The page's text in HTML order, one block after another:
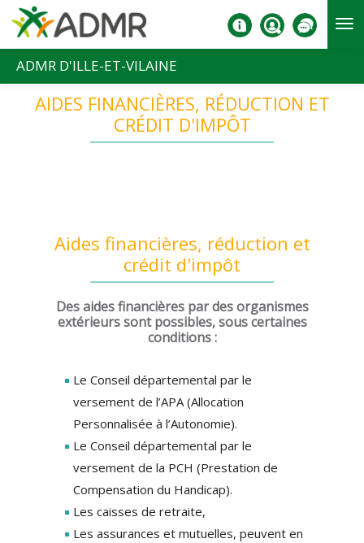
Aller au contenu principal
ADMR D'ILLE-ET-VILAINE
AIDES FINANCIÈRES, RÉDUCTION ET
CRÉDIT D'IMPÔT
Aides financières, réduction et
crédit d'impôt
Des aides financières par des organismes
extérieurs sont possibles, sous certaines
conditions :
Le Conseil départemental par le
versement de l’APA (Allocation
Personnalisée à l’Autonomie).
Le Conseil départemental par le
versement de la PCH (Prestation de
Compensation du Handicap).
Les caisses de retraite,
Les assurances et mutuelles, peuvent en